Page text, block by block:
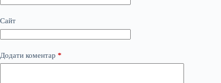
Сайт
Додати коментар *